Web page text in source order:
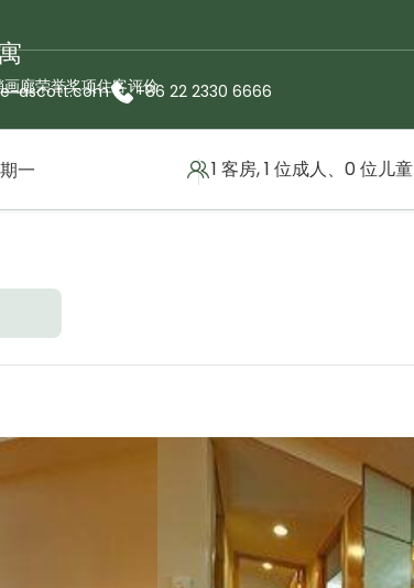
画廊荣誉奖项住客评价
1 客房, 1 位成人、0 位儿童
ascott.com +86 22 2330 6666
服务公寓